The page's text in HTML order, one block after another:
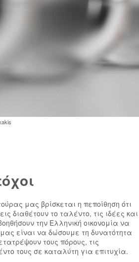
μας βρίσκεται η πεποίθηση ότι
διαθέτουν το ταλέντο, τις ιδέες και
την Ελληνική οικονομία να
είναι να δώσουμε τη δυνατότητα
τους πόρους, τις
τους σε καταλύτη για επιτυχία.